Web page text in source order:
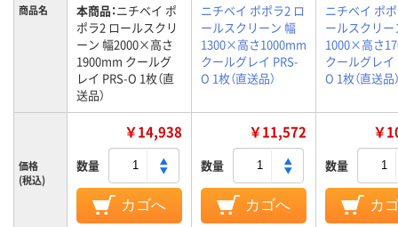
商品名 本商品：ニチベイ ポ
ポラ2 ロールスクリ
ーン 幅2000×高さ
1900mm クールグ
レイ PRS-O 1枚（直
送品）
ニチベイ ポポラ2 ロ
ールスクリーン 幅
1300×高さ1000mm
クールグレイ PRS-
O 1枚（直送品）
ニチベイ ポ
ールスクリー
1000×高さ
クールグレイ
O 1枚（直送品
価格
(税込)
￥14,938
数量
カゴへ
￥11,572
数量
カゴへ
￥
数量
カ